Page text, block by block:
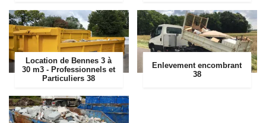
Location de Bennes 3 à
30 m3 - Professionnels et
Particuliers 38
Enlevement encombrant
38